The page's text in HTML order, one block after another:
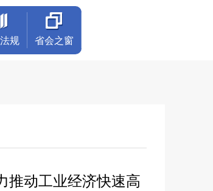
规 省会之窗
推动工业经济快速高